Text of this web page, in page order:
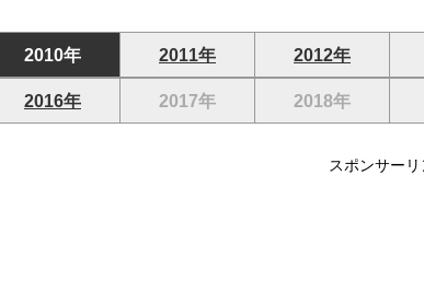
2010年 2011年 2012年
2016年 2017年 2018年
スポンサーリ